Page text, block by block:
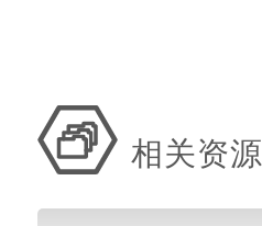
相关资源